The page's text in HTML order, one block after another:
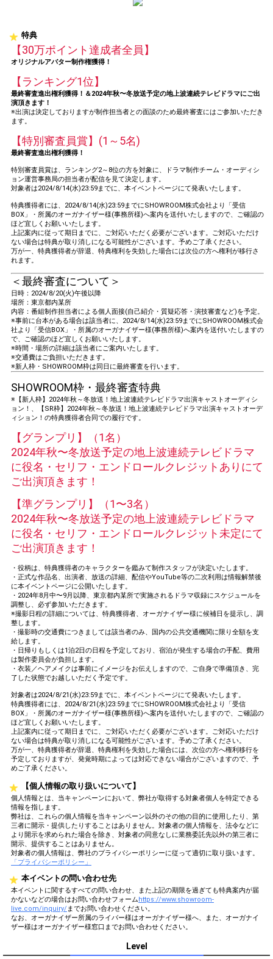
特典
【30万ポイント達成者全員】
オリジナルアバター制作権獲得！
【ランキング1位】
最終審査進出権利獲得！＆2024年秋〜冬放送予定の地上波連続テレビドラマにご出
演頂きます！
※出演は決定しておりますが制作担当者との面談のため最終審査にはご参加いただき
ます。
【特別審査員賞】(1～5名)
最終審査進出権利獲得！
特別審査員賞は、ランキング2～8位の方を対象に、ドラマ制作チーム・オーディシ
ョン運営事務局の担当者が配信を見て決定します。
対象者は2024/8/14(水)23:59までに、本イベントページにて発表いたします。
特典獲得者には、2024/8/14(水)23:59までにSHOWROOM株式会社より「受信
BOX」・所属のオーガナイザー様(事務所様)へ案内を送付いたしますので、ご確認の
ほど宜しくお願いいたします。
上記案内に従って期日までに、ご対応いただく必要がございます。ご対応いただけ
ない場合は特典が取り消しになる可能性がございます。予めご了承ください。
万が一、特典獲得者が辞退、特典権利を失効した場合には次位の方へ権利が移行さ
れます。
＜最終審査について＞
日時：2024/8/20(火)午後以降
場所：東京都内某所
内容：番組制作担当者による個人面接(自己紹介・質疑応答・演技審査など)を予定。
※事前に台本がある場合は該当者に、2024/8/14(水)23:59までにSHOWROOM株式会
社より「受信BOX」・所属のオーガナイザー様(事務所様)へ案内を送付いたしますの
で、ご確認のほど宜しくお願いいたします。
※時間・場所の詳細は該当者にご案内いたします。
※交通費はご負担いただきます。
※新人枠・SHOWROOM枠は同日に最終審査を行います。
SHOWROOM枠・最終審査特典
※【新人枠】2024年秋～冬放送！地上波連続テレビドラマ出演キャストオーディシ
ョン！、【SR枠】2024年秋～冬放送！地上波連続テレビドラマ出演キャストオーデ
ィション！の特典獲得者合同での履行です。
【グランプリ】（1名）
2024年秋〜冬放送予定の地上波連続テレビドラマ
に役名・セリフ・エンドロールクレジットありにて
ご出演頂きます！
【準グランプリ】（1〜3名）
2024年秋〜冬放送予定の地上波連続テレビドラマ
に役名・セリフ・エンドロールクレジット未定にて
ご出演頂きます！
・役柄は、特典獲得者のキャラクターを鑑みて制作スタッフが決定いたします。
・正式な作品名、出演者、放送の詳細、配信やYouTube等の二次利用は情報解禁後
に本イベントページに公開いたします。
・2024年8月中〜9月以降、東京都内某所で実施されるドラマ収録にスケジュールを
調整し、必ず参加いただきます。
※撮影日程の詳細については、特典獲得者、オーガナイザー様に候補日を提示し、調
整します。
・撮影時の交通費につきましては該当者のみ、国内の公共交通機関に限り全額を支
給します。
・日帰りもしくは1泊2日の日程を予定しており、宿泊が発生する場合の手配、費用
は製作委員会が負担します。
・衣装／ヘアメイクは事前にイメージをお伝えしますので、ご自身で準備頂き、完
了した状態でお越しいただく予定です。
対象者は2024/8/21(水)23:59までに、本イベントページにて発表いたします。
特典獲得者には、2024/8/21(水)23:59までにSHOWROOM株式会社より「受信
BOX」・所属のオーガナイザー様(事務所様)へ案内を送付いたしますので、ご確認の
ほど宜しくお願いいたします。
上記案内に従って期日までに、ご対応いただく必要がございます。ご対応いただけ
ない場合は特典が取り消しになる可能性がございます。予めご了承ください。
万が一、特典獲得者が辞退、特典権利を失効した場合には、次位の方へ権利移行を
予定しておりますが、発覚時期によっては対応できない場合がございますので、予
めご了承ください。
【個人情報の取り扱いについて】
個人情報とは、当キャンペーンにおいて、弊社が取得する対象者個人を特定できる
情報を指します。
弊社は、これらの個人情報を当キャンペーン以外のその他の目的に使用したり、第
三者に開示・提供したりすることはありません。対象者の個人情報を、法令などに
より開示を求められた場合を除き、対象者の同意なしに業務委託先以外の第三者に
開示、提供することはありません。
対象者の個人情報は、弊社のプライバシーポリシーに従って適切に取り扱います。
「プライバシーポリシー」
本イベントの問い合わせ先
本イベントに関するすべての問い合わせ、また上記の期限を過ぎても特典案内が届
かないなどの場合はお問い合わせフォーム https://www.showroom-
live.com/inquiry/ までお問い合わせください。
なお、オーガナイザー所属のライバー様はオーガナイザー様へ、また、オーガナイ
ザー様はオーガナイザー様窓口までお問い合わせください。
Level